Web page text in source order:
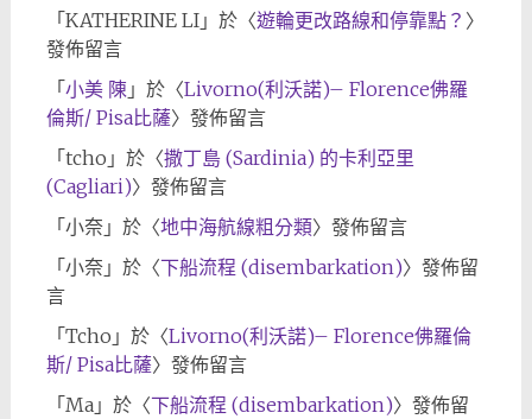
「KATHERINE LI」於〈遊輪更改路線和停靠點？ 〉
發佈留言
「小美 陳 」於〈Livorno(利沃諾)– Florence佛羅
倫斯/ Pisa比薩〉發佈留言
「tcho 」於〈撒丁島 (Sardinia) 的卡利亞里
(Cagliari)〉發佈留言
「小奈」於〈地中海航線粗分類〉發佈留言
「小奈」於〈下船流程 (disembarkation)〉發佈留
言
「Tcho 」於〈Livorno(利沃諾)– Florence佛羅倫
斯/ Pisa比薩〉發佈留言
「Ma」於〈下船流程 (disembarkation)〉發佈留